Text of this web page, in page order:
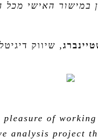
במישור האישי מכל
, שיווק
pleasure of
analysis project